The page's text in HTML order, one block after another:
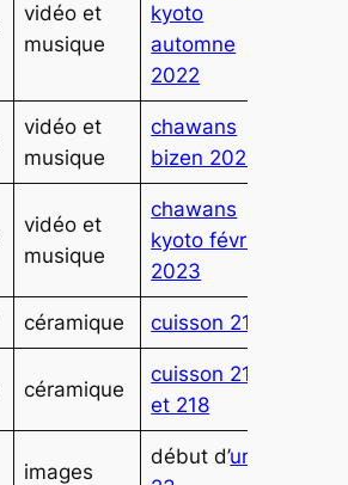
vidéo et
musique
kyoto
automne
2022
vidéo et
musique
chawans
bizen 2022
vidéo et
musique
chawans
kyoto février
2023
céramique cuisson 219
céramique
cuisson 217
et 218
images
début d’ume